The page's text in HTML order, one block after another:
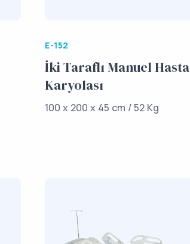
E-152
İki Taraflı Manuel Hasta
Karyolası
100 x 200 x 45 cm / 52 Kg